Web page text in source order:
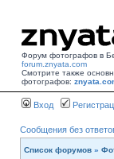
Форум фотографов в
forum.znyata.com
Смотрите также
фотографов:
Вход
Сообщения без
Список форумов »